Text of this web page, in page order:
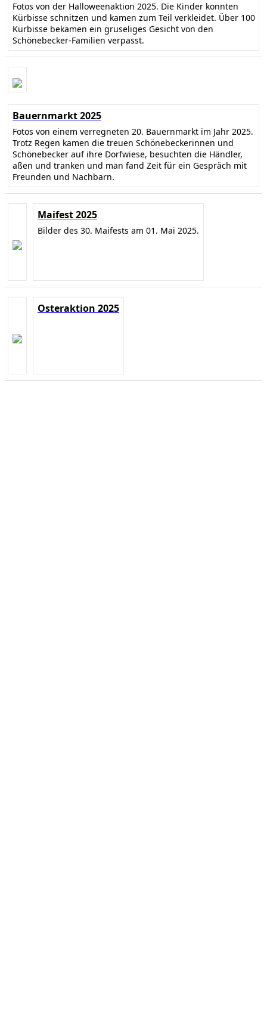
Fotos von der Halloweenaktion 2025. Die Kinder konnten
Kürbisse schnitzen und kamen zum Teil verkleidet. Über 100
Kürbisse bekamen ein gruseliges Gesicht von den
Schönebecker-Familien verpasst.
Bauernmarkt 2025
Fotos von einem verregneten 20. Bauernmarkt im Jahr 2025.
Trotz Regen kamen die treuen Schönebeckerinnen und
Schönebecker auf ihre Dorfwiese, besuchten die Händler,
aßen und tranken und man fand Zeit für ein Gespräch mit
Freunden und Nachbarn.
Maifest 2025
Bilder des 30. Maifests am 01. Mai 2025.
Osteraktion 2025